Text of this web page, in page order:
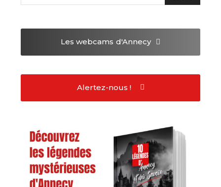
Les webcams d'Annecy
Alertez-nous !